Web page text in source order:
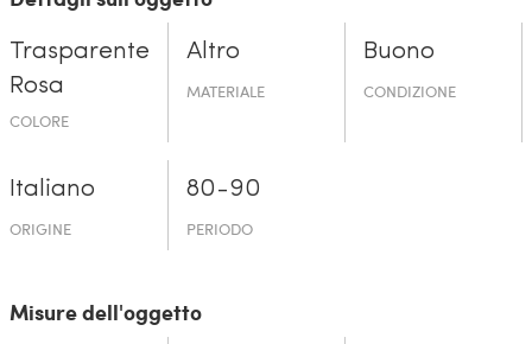
Trasparente
Rosa
COLORE
Altro
MATERIALE
Buono
CONDIZIONE
Italiano
ORIGINE
80-90
PERIODO
Misure dell'oggetto